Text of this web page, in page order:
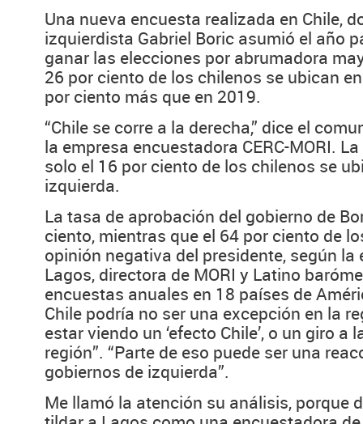
Una nueva encuesta realizada en Chile,
izquierdista Gabriel Boric asumió el año
ganar las elecciones por abrumadora
26 por ciento de los chilenos se ubican
por ciento más que en 2019.
“Chile se corre a la derecha,” dice el
la empresa encuestadora CERC-MORI.
solo el 16 por ciento de los chilenos se
izquierda.
La tasa de aprobación del gobierno de
ciento, mientras que el 64 por ciento de
opinión negativa del presidente, según
Lagos, directora de MORI y Latino
encuestas anuales en 18 países de
Chile podría no ser una excepción en la
estar viendo un ‘efecto Chile’, o un giro a
región”. “Parte de eso puede ser una
gobiernos de izquierda”.
Me llamó la atención su análisis, porque